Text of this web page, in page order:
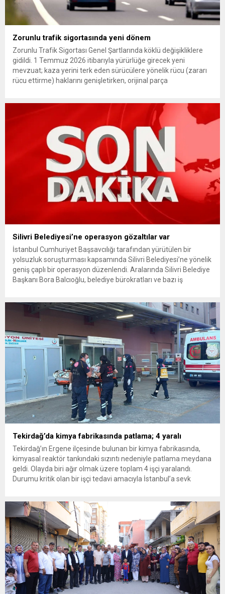
Zorunlu trafik sigortasında yeni dönem
Zorunlu Trafik Sigortası Genel Şartlarında köklü değişikliklere
gidildi. 1 Temmuz 2026 itibarıyla yürürlüğe girecek yeni
mevzuat; kaza yerini terk eden sürücülere yönelik rücu (zararı
rücu ettirme) haklarını genişletirken, orijinal parça
getiriyor. Hazine Müsteşarlığına bağlı ilgili kurumlarca...
Silivri Belediyesi’ne operasyon gözaltılar var
İstanbul Cumhuriyet Başsavcılığı tarafından yürütülen bir
yolsuzluk soruşturması kapsamında Silivri Belediyesi’ne yönelik
geniş çaplı bir operasyon düzenlendi. Aralarında Silivri Belediye
Başkanı Bora Balcıoğlu, belediye bürokratları ve bazı iş
inceleme ve arama çalışmaları devam ediyor. İstanbul’da...
Tekirdağ’da kimya fabrikasında patlama; 4 yaralı
Tekirdağ’ın Ergene ilçesinde bulunan bir kimya fabrikasında,
kimyasal reaktör tankındaki sızıntı nedeniyle patlama meydana
geldi. Olayda biri ağır olmak üzere toplam 4 işçi yaralandı.
Durumu kritik olan bir işçi tedavi amacıyla İstanbul’a sevk
ilçesine...